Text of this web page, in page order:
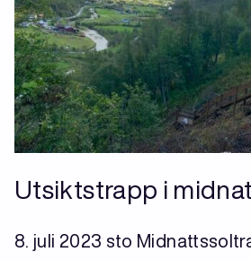
Utsiktstrapp i
8. juli 2023 sto